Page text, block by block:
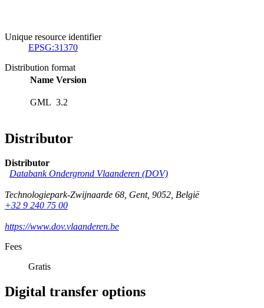
Unique resource identifier
EPSG:31370
Distribution format
Name Version
GML 3.2
Distributor
Distributor
Databank Ondergrond Vlaanderen (DOV)
Technologiepark-Zwijnaarde 68, Gent, 9052, België
+32 9 240 75 00
https://www.dov.vlaanderen.be
Fees
Gratis
Digital transfer options